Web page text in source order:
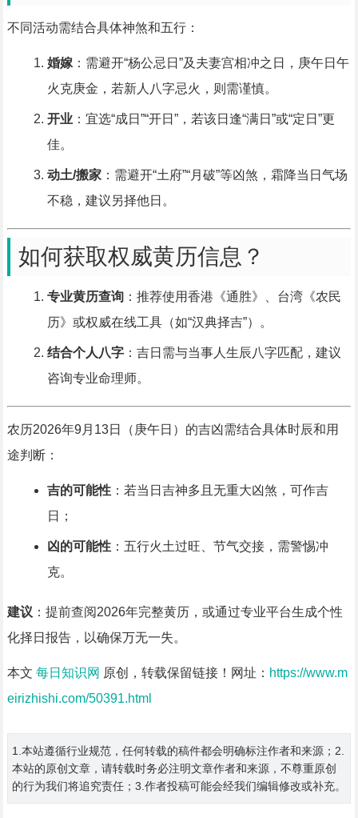
不同活动需结合具体神煞和五行：
婚嫁：需避开“杨公忌日”及夫妻宫相冲之日，庚午日午
火克庚金，若新人八字忌火，则需谨慎。
开业：宜选“成日”“开日”，若该日逢“满日”或“定日”更
佳。
动土/搬家：需避开“土府”“月破”等凶煞，霜降当日气场
不稳，建议另择他日。
如何获取权威黄历信息？
专业黄历查询：推荐使用香港《通胜》、台湾《农民
历》或权威在线工具（如“汉典择吉”）。
结合个人八字：吉日需与当事人生辰八字匹配，建议
咨询专业命理师。
农历2026年9月13日（庚午日）的吉凶需结合具体时辰和用
途判断：
吉的可能性：若当日吉神多且无重大凶煞，可作吉
日；
凶的可能性：五行火土过旺、节气交接，需警惕冲
克。
建议 ：提前查阅2026年完整黄历，或通过专业平台生成个性
化择日报告，以确保万无一失。
本文 每日知识网 原创，转载保留链接！网址： https://www.m
eirizhishi.com/50391.html
1.本站遵循行业规范，任何转载的稿件都会明确标注作者和来源；2.
本站的原创文章，请转载时务必注明文章作者和来源，不尊重原创
的行为我们将追究责任；3.作者投稿可能会经我们编辑修改或补充。